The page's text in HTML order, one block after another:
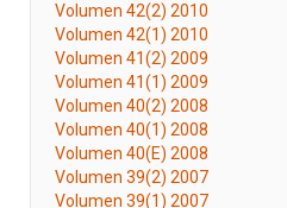
Volumen 42(2) 2010
Volumen 42(1) 2010
Volumen 41(2) 2009
Volumen 41(1) 2009
Volumen 40(2) 2008
Volumen 40(1) 2008
Volumen 40(E) 2008
Volumen 39(2) 2007
Volumen 39(1) 2007